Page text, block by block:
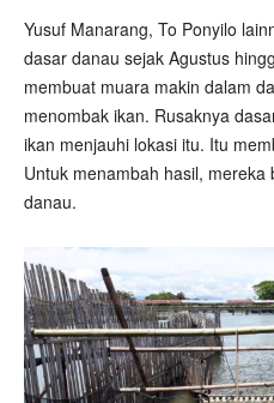
Yusuf Manarang, To Ponyilo
dasar danau sejak Agustus
membuat muara makin dalam
menombak ikan. Rusaknya
ikan menjauhi lokasi itu. Itu
Untuk menambah hasil,
danau.